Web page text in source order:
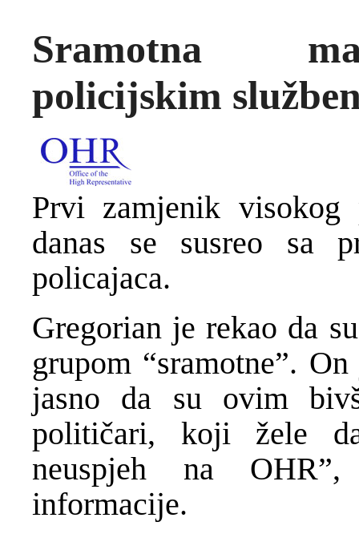
Sramotna
policijskim
Prvi zamjenik visokog
danas se susreo sa
policajaca.
Gregorian je rekao da
grupom “sramotne”.
jasno da su ovim
političari, koji žele
neuspjeh na
informacije.